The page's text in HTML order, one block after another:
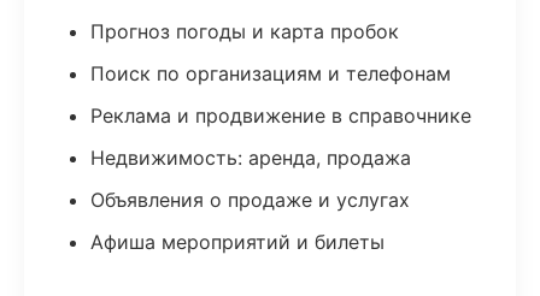
Прогноз погоды и карта пробок
Поиск по организациям и телефонам
Реклама и продвижение в справочнике
Недвижимость: аренда, продажа
Объявления о продаже и услугах
Афиша мероприятий и билеты